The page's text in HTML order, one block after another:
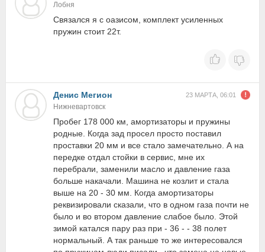
Лобня
Связался я с оазисом, комплект усиленных
пружин стоит 22т.
Денис Мегион 23 МАРТА, 06:01
Нижневартовск
Пробег 178 000 км, амортизаторы и пружины
родные. Когда зад просел просто поставил
проставки 20 мм и все стало замечательно. А на
передке отдал стойки в сервис, мне их
перебрали, заменили масло и давление газа
больше накачали. Машина не козлит и стала
выше на 20 - 30 мм. Когда амортизаторы
реквизировали сказали, что в одном газа почти не
было и во втором давление слабое было. Этой
зимой катался пару раз при - 36 - - 38 полет
нормальный. А так раньше то же интересовался